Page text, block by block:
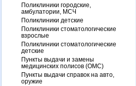
Поликлиники городские,
амбулатории, МСЧ
Поликлиники детские
Поликлиники стоматологические
взрослые
Поликлиники стоматологические
детские
Пункты выдачи и замены
медицинских полисов (ОМС)
Пункты выдачи справок на авто,
оружие